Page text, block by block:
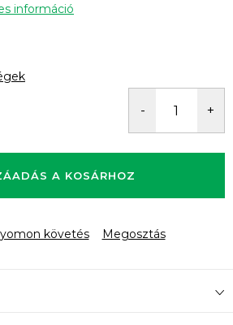
információ
A KOSÁRHOZ
követés Megosztás